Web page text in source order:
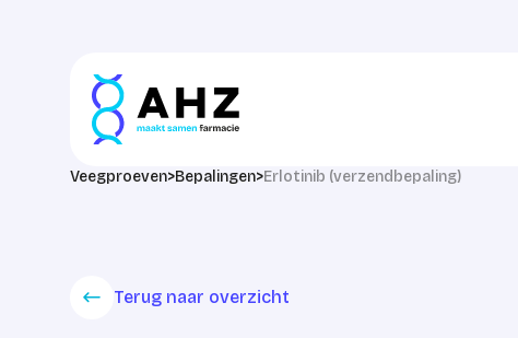
Veegproeven>Bepalingen>Erlotinib (verzendbepaling)
Terug naar overzicht